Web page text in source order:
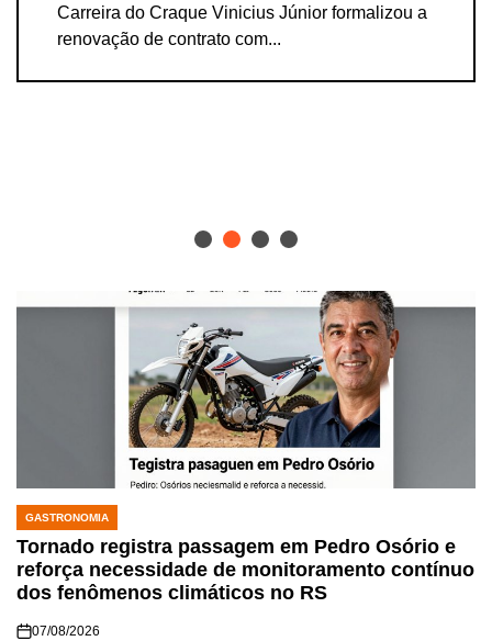
Palmeiras perdeu por 3 a 2 contra o Fortaleza
no...
POSTED
IN
GASTRONOMIA
Tornado registra passagem em Pedro Osório e
reforça necessidade de monitoramento contínuo
dos fenômenos climáticos no RS
07/08/2026